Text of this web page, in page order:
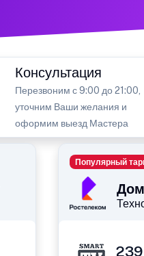
Консультация
Перезвоним с 9:00 до 21:00,
уточним Ваши желания и
оформим выезд Мастера
Популярный
239